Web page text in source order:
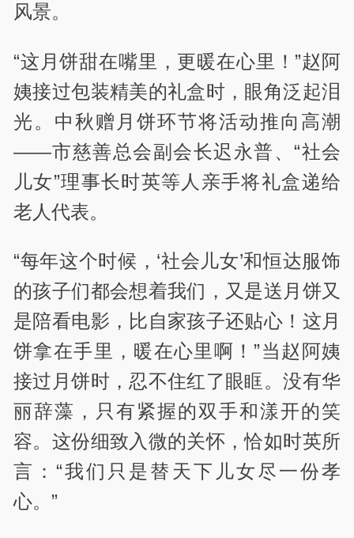
风景。
“这月饼甜在嘴里，更暖在心里！”赵阿
姨接过包装精美的礼盒时，眼角泛起泪
光。中秋赠月饼环节将活动推向高潮
——市慈善总会副会长迟永普、“社会
儿女”理事长时英等人亲手将礼盒递给
老人代表。
“每年这个时候，‘社会儿女’和恒达服饰
的孩子们都会想着我们，又是送月饼又
是陪看电影，比自家孩子还贴心！这月
饼拿在手里，暖在心里啊！”当赵阿姨
接过月饼时，忍不住红了眼眶。没有华
丽辞藻，只有紧握的双手和漾开的笑
容。这份细致入微的关怀，恰如时英所
言：“我们只是替天下儿女尽一份孝
心。”